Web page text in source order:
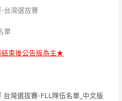
台灣選拔賽
單
束後公告版為主★
灣選拔賽-FLL隊伍名單_中文版